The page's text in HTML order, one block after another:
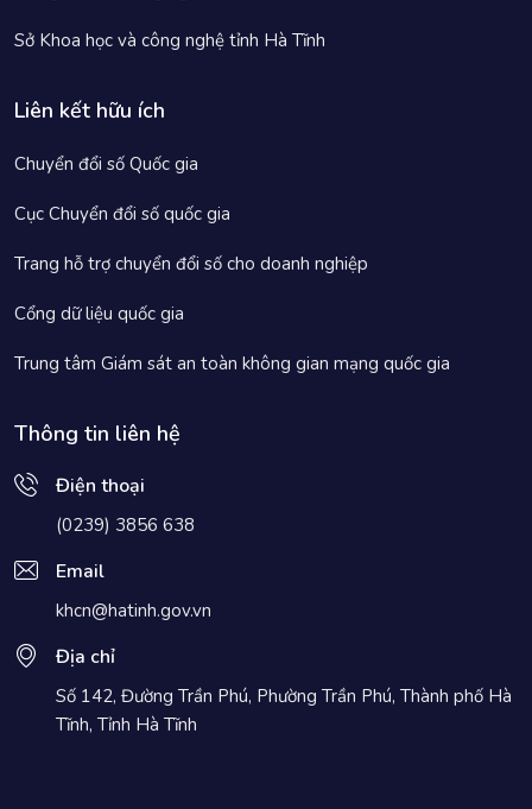
Sở Khoa học và công nghệ tỉnh Hà Tĩnh
Liên kết hữu ích
Chuyển đổi số Quốc gia
Cục Chuyển đổi số quốc gia
Trang hỗ trợ chuyển đổi số cho doanh nghiệp
Cổng dữ liệu quốc gia
Trung tâm Giám sát an toàn không gian mạng quốc gia
Thông tin liên hệ
Điện thoại
(0239) 3856 638
Email
khcn@hatinh.gov.vn
Địa chỉ
Số 142, Đường Trần Phú, Phường Trần Phú, Thành phố Hà
Tĩnh, Tỉnh Hà Tĩnh